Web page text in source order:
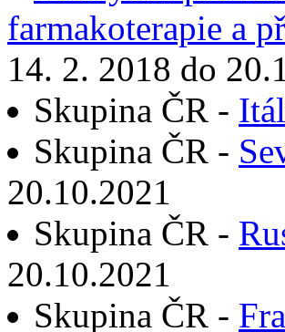
farmakoterapie a
14. 2. 2018 do
Skupina ČR -
Skupina ČR -
20.10.2021
Skupina ČR -
20.10.2021
Skupina ČR -